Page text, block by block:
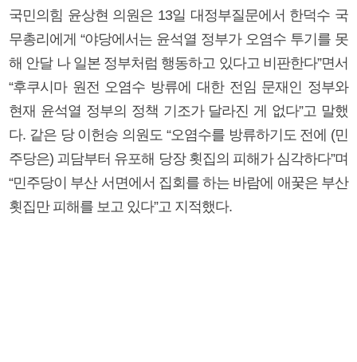
국민의힘 윤상현 의원은 13일 대정부질문에서 한덕수 국
무총리에게 “야당에서는 윤석열 정부가 오염수 투기를 못
해 안달 나 일본 정부처럼 행동하고 있다고 비판한다”면서
“후쿠시마 원전 오염수 방류에 대한 전임 문재인 정부와
현재 윤석열 정부의 정책 기조가 달라진 게 없다”고 말했
다. 같은 당 이헌승 의원도 “오염수를 방류하기도 전에 (민
주당은) 괴담부터 유포해 당장 횟집의 피해가 심각하다”며
“민주당이 부산 서면에서 집회를 하는 바람에 애꿎은 부산
횟집만 피해를 보고 있다”고 지적했다.